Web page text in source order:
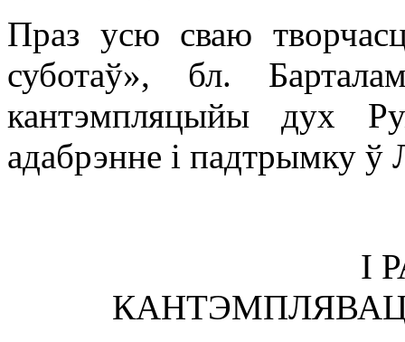
Праз усю сваю
суботаў», бл.
кантэмпляцыйы дух
адабрэнне і падтрымку
І